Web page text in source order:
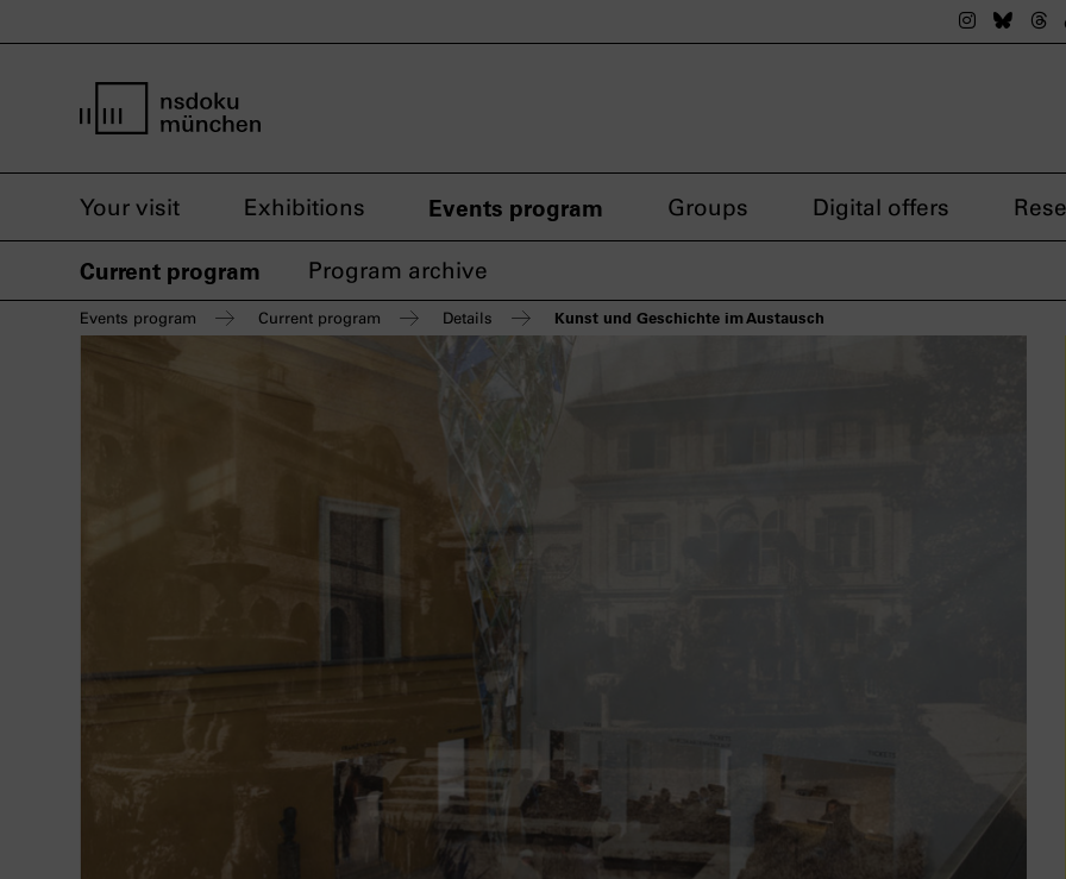
TheThe
Your visit Exhibitions Events program Groups Digital offers
Current program Program archive
Events program Current program Details Kunst und Geschichte im Austausch